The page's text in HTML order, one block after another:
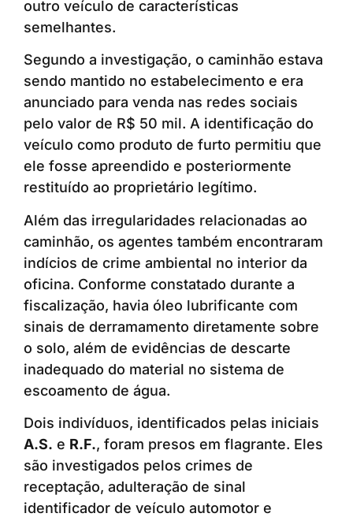
outro veículo de características
semelhantes.
Segundo a investigação, o caminhão estava
sendo mantido no estabelecimento e era
anunciado para venda nas redes sociais
pelo valor de R$ 50 mil. A identificação do
veículo como produto de furto permitiu que
ele fosse apreendido e posteriormente
restituído ao proprietário legítimo.
Além das irregularidades relacionadas ao
caminhão, os agentes também encontraram
indícios de crime ambiental no interior da
oficina. Conforme constatado durante a
fiscalização, havia óleo lubrificante com
sinais de derramamento diretamente sobre
o solo, além de evidências de descarte
inadequado do material no sistema de
escoamento de água.
Dois indivíduos, identificados pelas iniciais
A.S. e R.F., foram presos em flagrante. Eles
são investigados pelos crimes de
receptação, adulteração de sinal
identificador de veículo automotor e